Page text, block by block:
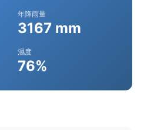
年降雨量
3167 mm
濕度
76%